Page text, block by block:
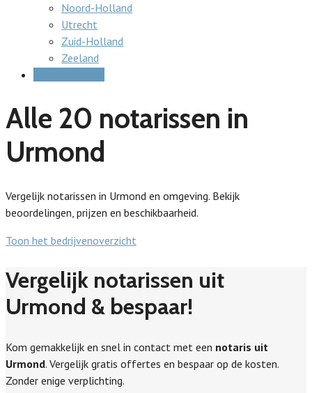
Noord-Holland
Utrecht
Zuid-Holland
Zeeland
Alle 20 notarissen in
Urmond
Vergelijk notarissen in Urmond en omgeving. Bekijk
beoordelingen, prijzen en beschikbaarheid.
Toon het bedrijvenoverzicht
Vergelijk notarissen uit
Urmond & bespaar!
Kom gemakkelijk en snel in contact met een notaris uit
Urmond. Vergelijk gratis offertes en bespaar op de kosten.
Zonder enige verplichting.